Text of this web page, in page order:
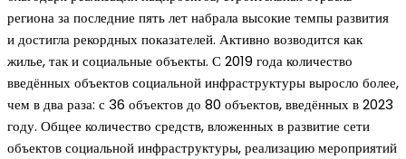
региона за последние пять лет набрала высокие темпы развития
и достигла рекордных показателей. Активно возводится как
жилье, так и социальные объекты. С 2019 года количество
введённых объектов социальной инфраструктуры выросло более,
чем в два раза: с 36 объектов до 80 объектов, введённых в 2023
году. Общее количество средств, вложенных в развитие сети
объектов социальной инфраструктуры, реализацию мероприятий